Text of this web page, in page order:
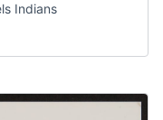
Indians